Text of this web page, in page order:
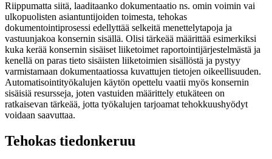
Riippumatta siitä, laaditaanko dokumentaatio ns. omin voimin vai
ulkopuolisten asiantuntijoiden toimesta, tehokas
dokumentointiprosessi edellyttää selkeitä menettelytapoja ja
vastuunjakoa konsernin sisällä. Olisi tärkeää määrittää esimerkiksi
kuka kerää konsernin sisäiset liiketoimet raportointijärjestelmästä ja
kenellä on paras tieto sisäisten liiketoimien sisällöstä ja pystyy
varmistamaan dokumentaatiossa kuvattujen tietojen oikeellisuuden.
Automatisointityökalujen käytön opettelu vaatii myös konsernin
sisäisiä resursseja, joten vastuiden määrittely etukäteen on
ratkaisevan tärkeää, jotta työkalujen tarjoamat tehokkuushyödyt
voidaan saavuttaa.
Tehokas tiedonkeruu